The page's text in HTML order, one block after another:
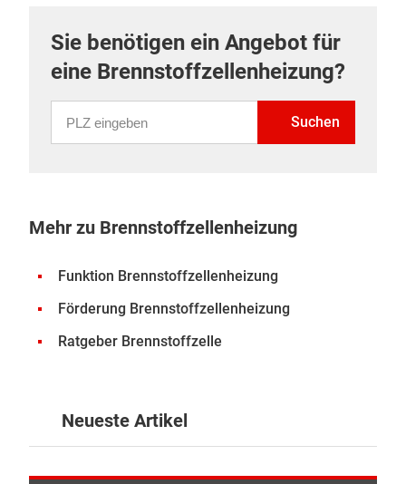
Sie benötigen ein Angebot für
eine Brennstoffzellenheizung?
Suchen
Mehr zu Brennstoffzellenheizung
Funktion Brennstoffzellenheizung
Förderung Brennstoffzellenheizung
Ratgeber Brennstoffzelle
Neueste Artikel